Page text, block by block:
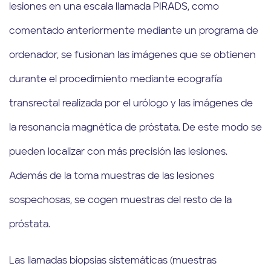
lesiones en una escala llamada PIRADS, como
comentado anteriormente mediante un programa de
ordenador, se fusionan las imágenes que se obtienen
durante el procedimiento mediante ecografía
transrectal realizada por el urólogo y las imágenes de
la resonancia magnética de próstata. De este modo se
pueden localizar con más precisión las lesiones.
Además de la toma muestras de las lesiones
sospechosas, se cogen muestras del resto de la
próstata.
Las llamadas biopsias sistemáticas (muestras